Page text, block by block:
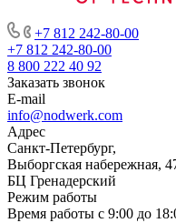
+7 812 242-80-00
+7 812 242-80-00
8 800 222 40 92
Заказать звонок
E-mail
info@nodwerk.com
Адрес
Санкт-Петербург,
Выборгская набережная,
БЦ Гренадерский
Режим работы
Время работы с 9:00 до